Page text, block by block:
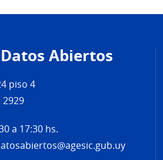
Abiertos
piso 4
2929
a 17:30 hs.